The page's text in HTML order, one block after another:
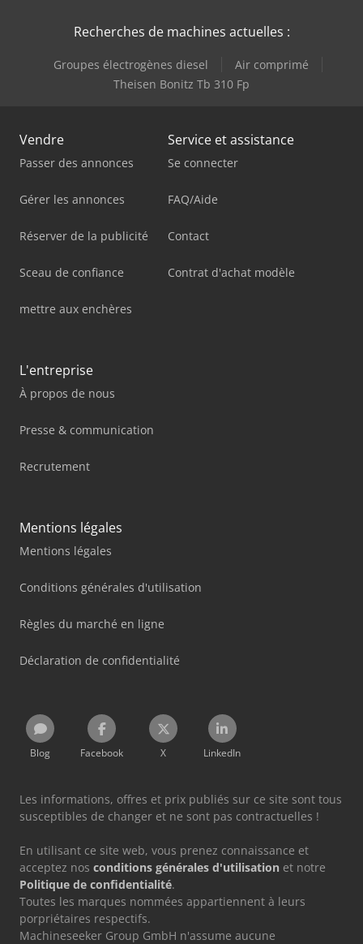
Recherches de machines actuelles :
Groupes électrogènes diesel
Air comprimé
Theisen Bonitz Tb 310 Fp
Vendre
Passer des annonces
Gérer les annonces
Réserver de la publicité
Sceau de confiance
mettre aux enchères
Service et assistance
Se connecter
FAQ/Aide
Contact
Contrat d'achat modèle
L'entreprise
À propos de nous
Presse & communication
Recrutement
Mentions légales
Mentions légales
Conditions générales d'utilisation
Règles du marché en ligne
Déclaration de confidentialité
Blog Facebook X LinkedIn
Les informations, offres et prix publiés sur ce site sont tous
susceptibles de changer et ne sont pas contractuelles !
En utilisant ce site web, vous prenez connaissance et
acceptez nos conditions générales d'utilisation et notre
Politique de confidentialité.
Toutes les marques nommées appartiennent à leurs
porpriétaires respectifs.
Machineseeker Group GmbH n'assume aucune